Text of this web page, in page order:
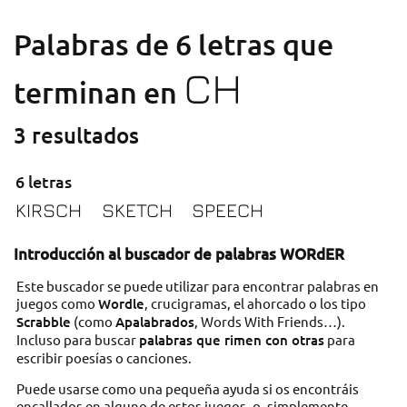
Palabras de 6 letras que
terminan en CH
3 resultados
6 letras
KIRSCH SKETCH SPEECH
Introducción al buscador de palabras WORdER
Este buscador se puede utilizar para encontrar palabras en
juegos como Wordle, crucigramas, el ahorcado o los tipo
Scrabble (como Apalabrados, Words With Friends…).
Incluso para buscar palabras que rimen con otraspara
escribir poesías o canciones.
Puede usarse como una pequeña ayuda si os encontráis